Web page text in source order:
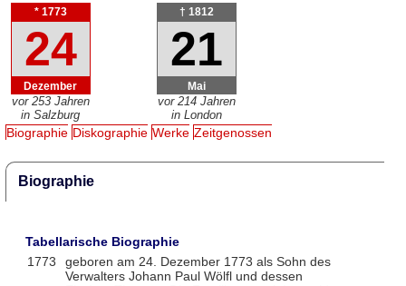
* 1773
24
Dezember
vor 253 Jahren
in Salzburg
† 1812
21
Mai
vor 214 Jahren
in London
Biographie Diskographie Werke Zeitgenossen
Biographie
Tabellarische Biographie
1773
geboren am 24. Dezember 1773 als Sohn des
Verwalters Johann Paul Wölfl und dessen